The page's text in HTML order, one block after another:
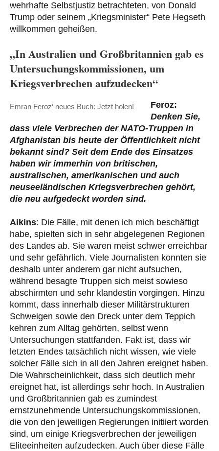
wehrhafte Selbstjustiz betrachteten, von Donald
Trump oder seinem „Kriegsminister“ Pete Hegseth
willkommen geheißen.
„In Australien und Großbritannien gab es
Untersuchungskommissionen, um
Kriegsverbrechen aufzudecken“
Emran Feroz‘ neues Buch: Jetzt holen!
Feroz:
Denken Sie,
dass viele Verbrechen der NATO-Truppen in
Afghanistan bis heute der Öffentlichkeit nicht
bekannt sind? Seit dem Ende des Einsatzes
haben wir immerhin von britischen,
australischen, amerikanischen und auch
neuseeländischen Kriegsverbrechen gehört,
die neu aufgedeckt worden sind.
Aikins: Die Fälle, mit denen ich mich beschäftigt
habe, spielten sich in sehr abgelegenen Regionen
des Landes ab. Sie waren meist schwer erreichbar
und sehr gefährlich. Viele Journalisten konnten sie
deshalb unter anderem gar nicht aufsuchen,
während besagte Truppen sich meist sowieso
abschirmten und sehr klandestin vorgingen. Hinzu
kommt, dass innerhalb dieser Militärstrukturen
Schweigen sowie den Dreck unter dem Teppich
kehren zum Alltag gehörten, selbst wenn
Untersuchungen stattfanden. Fakt ist, dass wir
letzten Endes tatsächlich nicht wissen, wie viele
solcher Fälle sich in all den Jahren ereignet haben.
Die Wahrscheinlichkeit, dass sich deutlich mehr
ereignet hat, ist allerdings sehr hoch. In Australien
und Großbritannien gab es zumindest
ernstzunehmende Untersuchungskommissionen,
die von den jeweiligen Regierungen initiiert worden
sind, um einige Kriegsverbrechen der jeweiligen
Eliteeinheiten aufzudecken. Auch über diese Fälle